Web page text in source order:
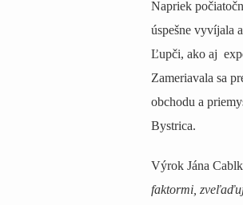
Napriek
úspešne vyvíjala
Ľupči, ako aj
Zameriavala sa
obchodu a
Bystrica.
Výrok Jána
faktormi,